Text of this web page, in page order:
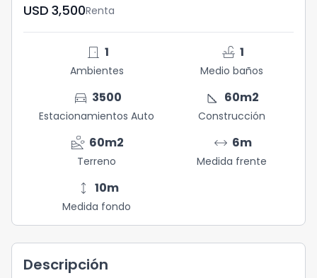
USD	3,500Renta
door_front 1
Ambientes
faucet 1
Medio baños
directions_car 3500
Estacionamientos Auto
square_foot 60m2
Construcción
landslide 60m2
Terreno
arrow_range 6m
Medida frente
height 10m
Medida fondo
Descripción